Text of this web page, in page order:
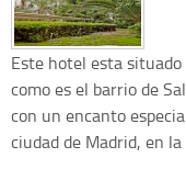
Este hotel esta
como es el barrio de
con un encanto
ciudad de Madrid, en la